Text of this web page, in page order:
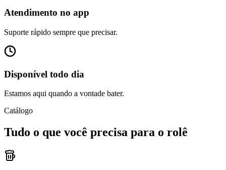
Atendimento no app
Suporte rápido sempre que precisar.
Disponível todo dia
Estamos aqui quando a vontade bater.
Catálogo
Tudo o que você precisa para o rolê